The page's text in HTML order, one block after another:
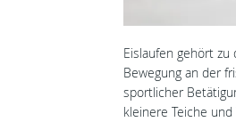
Eislaufen gehört
Bewegung an der
sportlicher
kleinere Teiche